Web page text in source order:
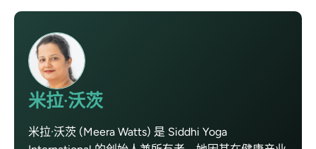
米拉·沃茨
米拉·沃茨 (Meera Watts) 是 Siddhi Yoga